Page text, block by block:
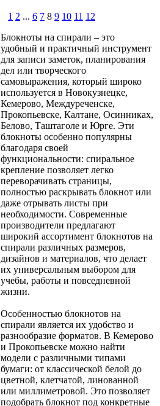
1 2 ... 6 7 8 9 10 11 12
Блокноты на спирали – это
удобный и практичный инструмент
для записи заметок, планирования
дел или творческого
самовыражения, который широко
используется в Новокузнецке,
Кемерово, Междуреченске,
Прокопьевске, Калтане, Осинниках,
Белово, Таштаголе и Юрге. Эти
блокноты особенно популярны
благодаря своей
функциональности: спиральное
крепление позволяет легко
переворачивать страницы,
полностью раскрывать блокнот или
даже отрывать листы при
необходимости. Современные
производители предлагают
широкий ассортимент блокнотов на
спирали различных размеров,
дизайнов и материалов, что делает
их универсальным выбором для
учебы, работы и повседневной
жизни.
Особенностью блокнотов на
спирали является их удобство и
разнообразие форматов. В Кемерово
и Прокопьевске можно найти
модели с различными типами
бумаги: от классической белой до
цветной, клетчатой, линованной
или миллиметровой. Это позволяет
подобрать блокнот под конкретные